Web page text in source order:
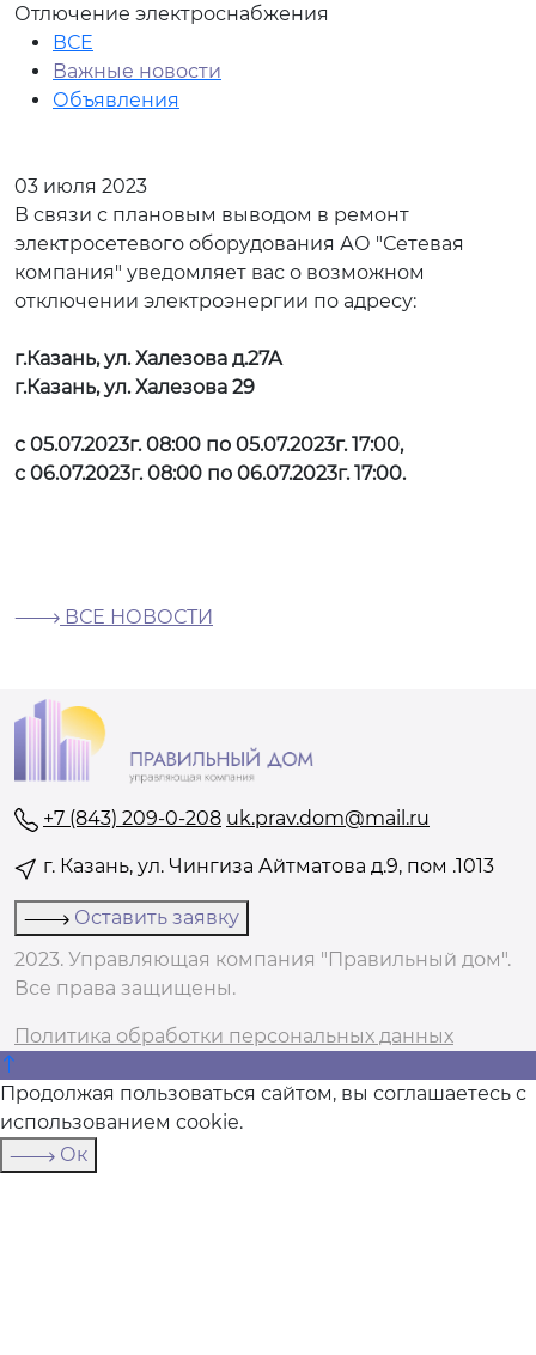
Отлючение электроснабжения
ВСЕ
Важные новости
Объявления
03 июля 2023
В связи с плановым выводом в ремонт
электросетевого оборудования АО "Сетевая
компания" уведомляет вас о возможном
отключении электроэнергии по адресу:
г.Казань, ул. Халезова д.27А
г.Казань, ул. Халезова 29
с 05.07.2023г. 08:00 по 05.07.2023г. 17:00,
с 06.07.2023г. 08:00 по 06.07.2023г. 17:00.
ВСЕ НОВОСТИ
+7 (843) 209-0-208 uk.prav.dom@mail.ru
г. Казань, ул. Чингиза Айтматова д.9, пом .1013
Оставить заявку
2023. Управляющая компания "Правильный дом".
Все права защищены.
Политика обработки персональных данных
Продолжая пользоваться сайтом, вы соглашаетесь с
использованием cookie.
Ок